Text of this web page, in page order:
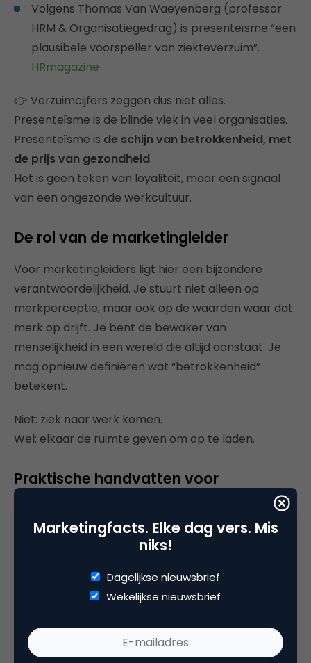
Volgens Thomas Van Waeyenberg (professor
HRM & Organisatiegedrag) is presenteïsme “een
plausibele voorspeller van ziekteverzuim”.
HRmagazine
👉 Verzuimcijfers zeggen dus niet alles.
Presenteïsme is de blinde vlek in veel organisaties.
Presenteïsme is de schijn van betrokkenheid, met
de prijs van gezondheid.
Het is geen teken van loyaliteit, maar een signaal
van een ongezonde werkcultuur.
De rol van de marketingleider
Voor marketingleiders ligt hier een bijzondere
verantwoordelijkheid. Je stuurt niet alleen op
merkperceptie, maar ook op de waarden waar dat
merk op drijft. Je bent de bewaker van
menselijkheid in een wereld die altijd aanstaat. Je
mag opnieuw definiëren wat “betrokkenheid”
betekent.
Niet: ziek naar werk komen.
Wel: elkaar de ruimte geven om op te laden.
Praktische handvatten voor
leiderschap & cultuur
Communiceer helder beleid – Maak duidelijk dat
ziek zijn = thuis blijven is.
herstel als norm.
Meet wat er werkelijk toe doet – Niet alleen
verzuimcijfers maar ook ‘presenteïsme’ en
herstelcapaciteit.
Marketingfacts. Elke dag vers. Mis
niks!
Dagelijkse nieuwsbrief
Wekelijkse nieuwsbrief